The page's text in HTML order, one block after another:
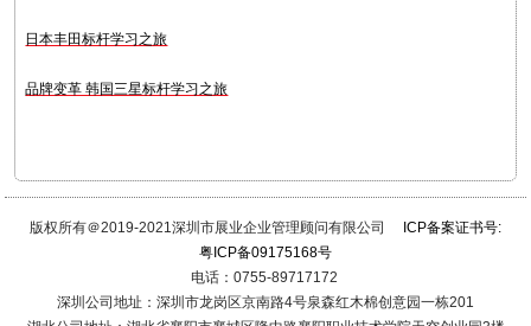
日本丰田标杆学习之旅
品牌变革 韩国三星标杆学习之旅
版权所有＠2019-2021深圳市展业企业管理顾问有限公司
ICP备案证书号:
粤ICP备09175168号
电话：0755-89717172
深圳公司地址：深圳市龙岗区京南路4号泉森红木棉创意园一栋201